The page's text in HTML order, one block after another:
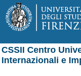
CSSII Centro
Internazionali e